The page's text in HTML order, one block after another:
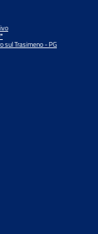
sul Trasimeno - PG